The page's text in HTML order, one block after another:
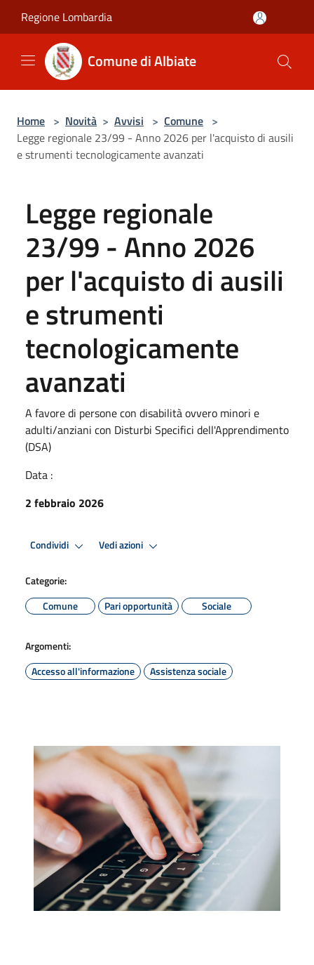
Regione Lombardia
Comune di Albiate
Home > Novità > Avvisi > Comune >
Legge regionale 23/99 - Anno 2026 per l'acquisto di ausili
e strumenti tecnologicamente avanzati
Legge regionale
23/99 - Anno 2026
per l'acquisto di ausili
e strumenti
tecnologicamente
avanzati
A favore di persone con disabilità ovvero minori e
adulti/anziani con Disturbi Specifici dell'Apprendimento
(DSA)
Data :
2 febbraio 2026
Condividi Vedi azioni
Categorie:
Comune
Pari opportunità Sociale
Argomenti:
Accesso all'informazione
Assistenza sociale